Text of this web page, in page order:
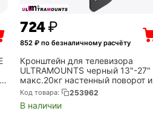
‍724‍₽
852 ₽ по безналичному расчёту
Кронштейн для телевизора
ULTRAMOUNTS черный 13"-27"
макс.20кг настенный поворот и
наклон (UM860)
Код товара: 253962
В наличии